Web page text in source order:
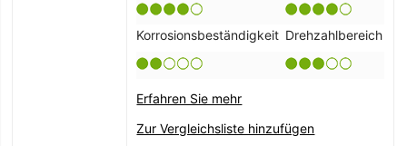
Korrosionsbeständigkeit Drehzahlbereich
Erfahren Sie mehr
Zur Vergleichsliste hinzufügen